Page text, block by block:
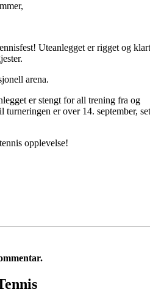
Uteanlegget er rigget og klart
arena.
er stengt for all trening fra og
turneringen er over 14. september,
opplevelse!